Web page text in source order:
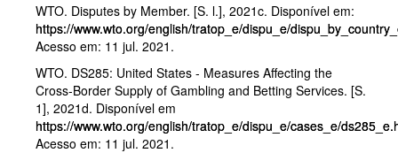
WTO. Disputes by Member. [S. l.], 2021c. Disponível em:
https://www.wto.org/english/tratop_e/dispu_e/
Acesso em: 11 jul. 2021.
WTO. DS285: United States - Measures Affecting the
Cross-Border Supply of Gambling and Betting Services. [S.
1], 2021d. Disponível em
https://www.wto.org/english/tratop_e/dispu_e/cases_e/
Acesso em: 11 jul. 2021.